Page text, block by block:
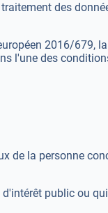
des
2016/679,
l'une des
de la personne
public ou